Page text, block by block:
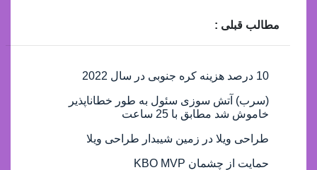
مطالب قبلی :
10 درصد هزینه کره جنوبی در سال 2022
(سرب) آتش سوزی سئول به طور خطاناپذیر
خاموش شد مطابق با 25 ساعت
طراحی ویلا در زمین شیبدار طراحی ویلا
حمایت از چشمان KBO MVP